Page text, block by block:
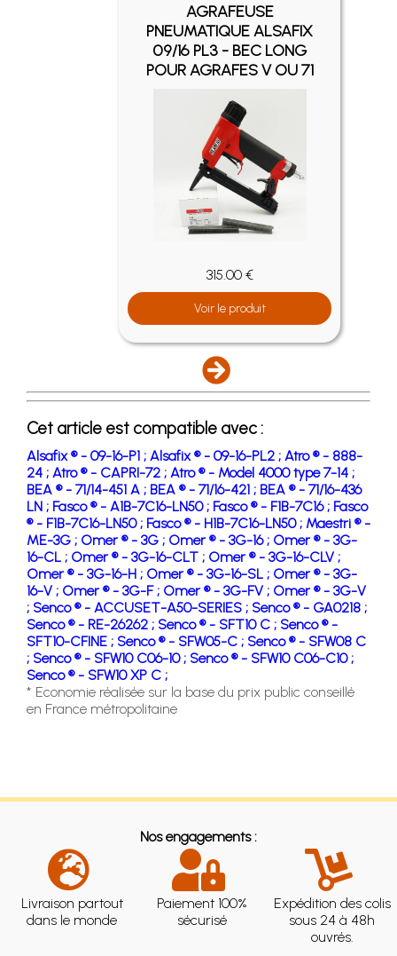
AGRAFEUSE
PNEUMATIQUE ALSAFIX
09/16 PL3 - BEC LONG
POUR AGRAFES V OU 71
315.00 €
Voir le produit
Cet article est compatible avec :
Alsafix ® - 09-16-P1 ; Alsafix ® - 09-16-PL2 ; Atro ® - 888-
24 ; Atro ® - CAPRI-72 ; Atro ® - Model 4000 type 7-14 ;
BEA ® - 71/14-451 A ; BEA ® - 71/16-421 ; BEA ® - 71/16-436
LN ; Fasco ® - A1B-7C16-LN50 ; Fasco ® - F1B-7C16 ; Fasco
® - F1B-7C16-LN50 ; Fasco ® - H1B-7C16-LN50 ; Maestri ® -
ME-3G ; Omer ® - 3G ; Omer ® - 3G-16 ; Omer ® - 3G-
16-CL ; Omer ® - 3G-16-CLT ; Omer ® - 3G-16-CLV ;
Omer ® - 3G-16-H ; Omer ® - 3G-16-SL ; Omer ® - 3G-
16-V ; Omer ® - 3G-F ; Omer ® - 3G-FV ; Omer ® - 3G-V
; Senco ® - ACCUSET-A50-SERIES ; Senco ® - GA0218 ;
Senco ® - RE-26262 ; Senco ® - SFT10 C ; Senco ® -
SFT10-CFINE ; Senco ® - SFW05-C ; Senco ® - SFW08 C
; Senco ® - SFW10 C06-10 ; Senco ® - SFW10 C06-C10 ;
Senco ® - SFW10 XP C ;
* Economie réalisée sur la base du prix public conseillé
en France métropolitaine
Nos engagements :
Livraison partout
dans le monde
Paiement 100%
sécurisé
Expédition des colis
sous 24 à 48h
ouvrés.